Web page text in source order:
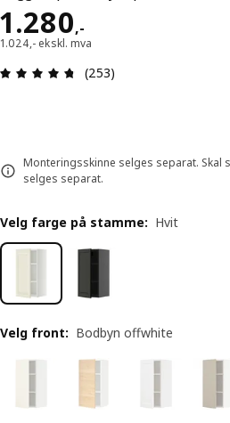
1.280,-
Pris 1280,-
1.024,- ekskl. mva
Produktomtale: 4.7
(253)
Monteringsskinne selges separat. Skal
selges separat.
Velg farge på stamme: Hvit
Velg front: Bodbyn offwhite